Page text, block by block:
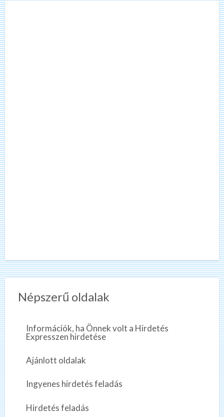
Népszerű oldalak
Információk, ha Önnek volt a Hirdetés
Expresszen hirdetése
Ajánlott oldalak
Ingyenes hirdetés feladás
Hirdetés feladás